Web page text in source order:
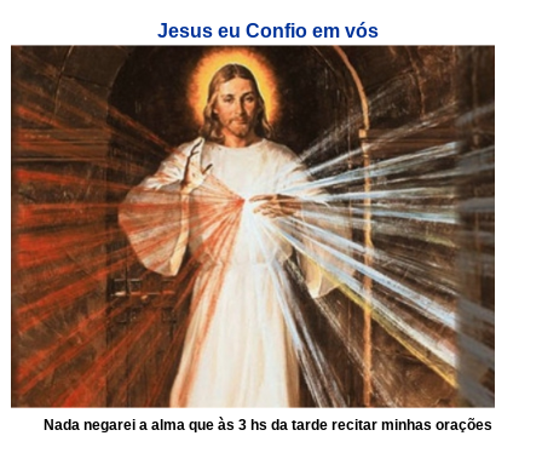
Jesus eu Confio em vós
Nada negarei a alma que às 3 hs da tarde recitar minhas orações